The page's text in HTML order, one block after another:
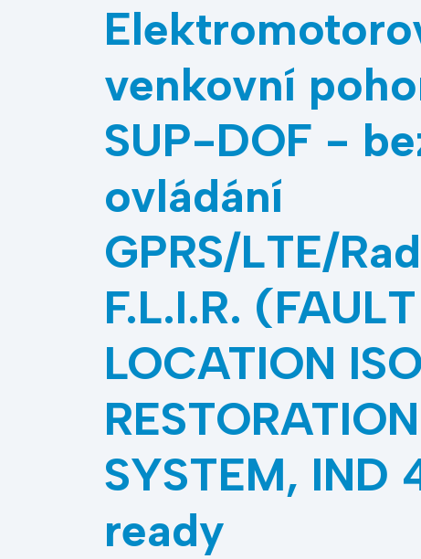
venkovní
SUP-DOF -
ovládání
GPRS/LTE/
F.L.I.R. (FAULT
LOCATION
SYSTEM, IND
ready